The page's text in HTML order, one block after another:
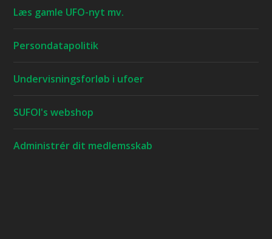
Læs gamle UFO-nyt mv.
Persondatapolitik
Undervisningsforløb i ufoer
SUFOI's webshop
Administrér dit medlemsskab